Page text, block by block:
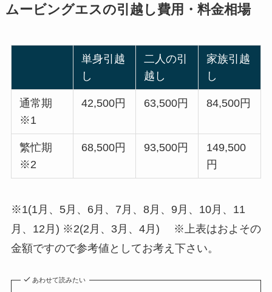
ムービングエスの引越し費用・料金相場
単身引越
し
二人の引
越し
家族引越
し
通常期
※1
42,500円 63,500円 84,500円
繁忙期
※2
68,500円 93,500円
149,500
円
※1(1月、5月、6月、7月、8月、9月、10月、11
月、12月) ※2(2月、3月、4月) ※上表はおよその
金額ですので参考値としてお考え下さい。
あわせて読みたい